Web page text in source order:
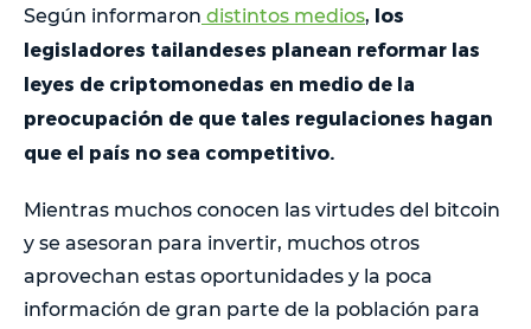
Según informaron distintos medios, los
legisladores tailandeses planean reformar las
leyes de criptomonedas en medio de la
preocupación de que tales regulaciones hagan
que el país no sea competitivo.
Mientras muchos conocen las virtudes del bitcoin
y se asesoran para invertir, muchos otros
aprovechan estas oportunidades y la poca
información de gran parte de la población para